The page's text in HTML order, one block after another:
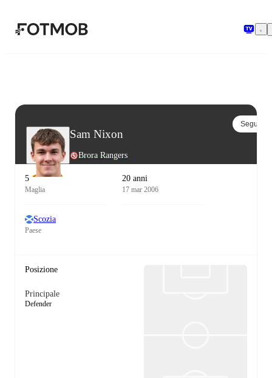
Sam Nixon
Brora Rangers
Segui
5
Maglia
20 anni
17 mar 2006
Scozia
Paese
Posizione
Principale
Defender